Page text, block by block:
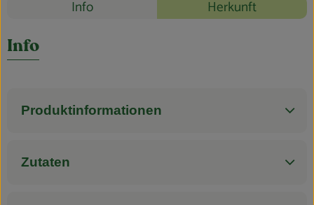
Info Herkunft
Info
Produktinformationen
Zutaten